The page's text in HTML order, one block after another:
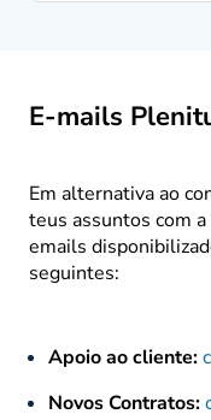
E-mails
Em alternativa ao
teus assuntos com
emails
seguintes:
Apoio ao cliente:
Novos Contratos: